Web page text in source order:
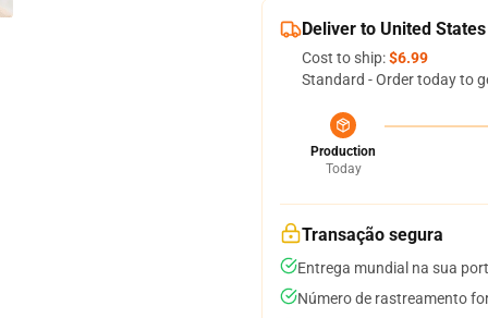
Deliver to United States
Cost to ship:$6.99
Standard - Order today to
Production
Today
Transação segura
Entrega mundial na sua
Número de rastreamento